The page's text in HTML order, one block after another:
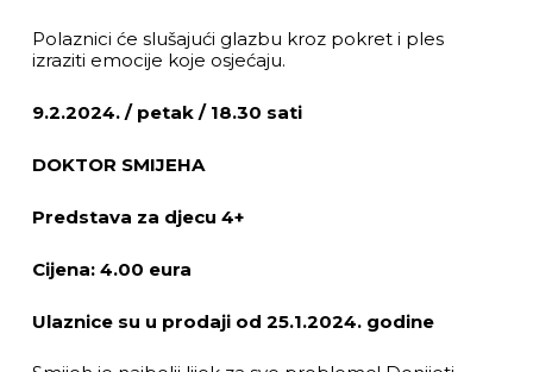
Polaznici će slušajući glazbu kroz pokret i ples
izraziti emocije koje osjećaju.
9.2.2024. / petak / 18.30 sati
DOKTOR SMIJEHA
Predstava za djecu 4+
Cijena: 4.00 eura
Ulaznice su u prodaji od 25.1.2024. godine